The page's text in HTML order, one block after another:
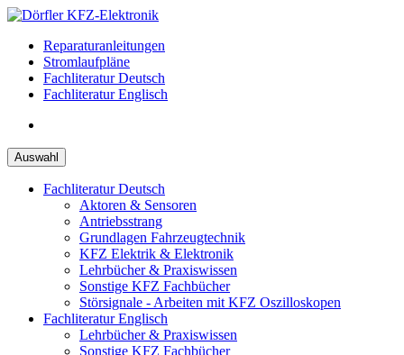
Zum
springenReparaturanleitungen
Stromlaufpläne
Fachliteratur Deutsch
Fachliteratur Englisch
Auswahl
Fachliteratur Deutsch
Aktoren & Sensoren
Antriebsstrang
Grundlagen Fahrzeugtechnik
KFZ Elektrik & Elektronik
Lehrbücher & Praxiswissen
Sonstige KFZ Fachbücher
Störsignale - Arbeiten mit KFZ Oszilloskopen
Fachliteratur Englisch
Lehrbücher & Praxiswissen
Sonstige KFZ Fachbücher